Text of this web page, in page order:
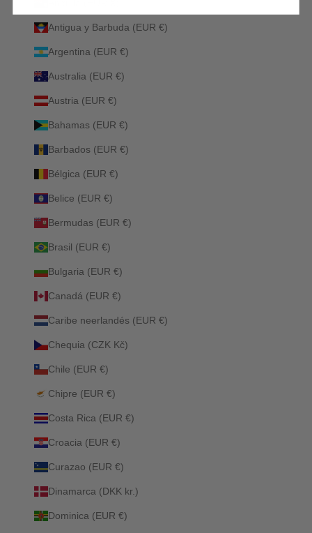
Antigua y Barbuda (EUR €)
Argentina (EUR €)
Australia (EUR €)
Austria (EUR €)
Bahamas (EUR €)
Barbados (EUR €)
Bélgica (EUR €)
Belice (EUR €)
Bermudas (EUR €)
Brasil (EUR €)
Bulgaria (EUR €)
Canadá (EUR €)
Caribe neerlandés (EUR €)
Chequia (CZK Kč)
Chile (EUR €)
Chipre (EUR €)
Costa Rica (EUR €)
Croacia (EUR €)
Curazao (EUR €)
Dinamarca (DKK kr.)
Dominica (EUR €)